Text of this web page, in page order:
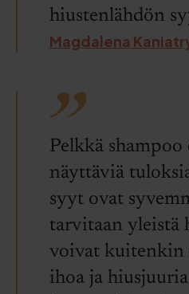
hiustenlähdön
Magdalena
Pelkkä
näyttäviä
syyt ovat
tarvitaan yleistä
voivat kuitenkin
ihoa ja